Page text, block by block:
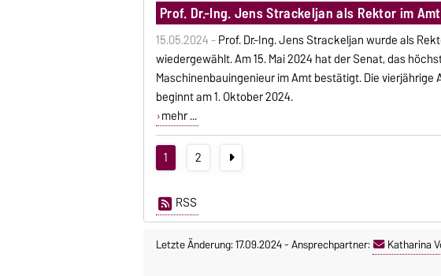
Prof. Dr.-Ing. Jens Strackeljan als Rektor im
15.05.2024 -Prof. Dr.-Ing. Jens Strackeljan wurde als
wiedergewählt. Am 15. Mai 2024 hat der Senat, das
Maschinenbauingenieur im Amt bestätigt. Die
beginnt am 1. Oktober 2024.
mehr ...
1 2
RSS
Letzte Änderung: 17.09.2024-Ansprechpartner: Katharina